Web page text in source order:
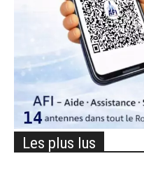
Les plus lus